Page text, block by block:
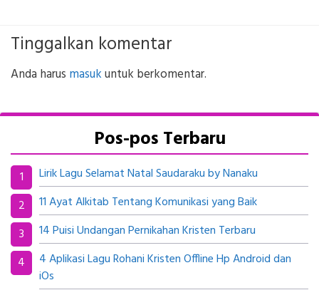
Tinggalkan komentar
Anda harus masukuntuk berkomentar.
Pos-pos Terbaru
Lirik Lagu Selamat Natal Saudaraku by Nanaku
11 Ayat Alkitab Tentang Komunikasi yang Baik
14 Puisi Undangan Pernikahan Kristen Terbaru
4 Aplikasi Lagu Rohani Kristen Offline Hp Android dan
iOs